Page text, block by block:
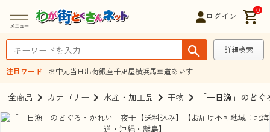
ログイン
0
詳細検索
注目ワード お中元当日出荷銀座千疋屋横浜馬車道あいす
全商品 カテゴリー 水産・加工品 干物 「一日漁」のど